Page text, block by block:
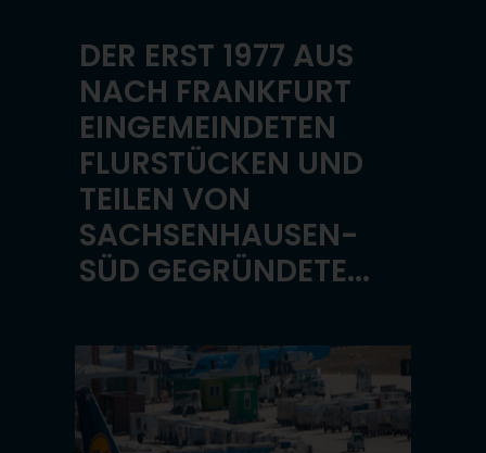
DER ERST 1977 AUS
NACH FRANKFURT
EINGEMEINDETEN
FLURSTÜCKEN UND
TEILEN VON
SACHSENHAUSEN-
SÜD GEGRÜNDETE...